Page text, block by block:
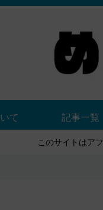
て 記事一覧
このサイトはア